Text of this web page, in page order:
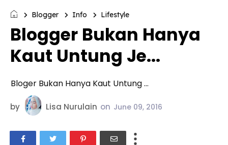
Blogger Info Lifestyle
Blogger Bukan Hanya
Kaut Untung Je...
Bloger Bukan Hanya Kaut Untung ...
by Lisa Nurulain on June 09, 2016